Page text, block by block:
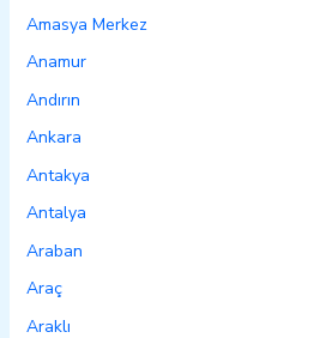
Amasya Merkez
Anamur
Andırın
Ankara
Antakya
Antalya
Araban
Araç
Araklı